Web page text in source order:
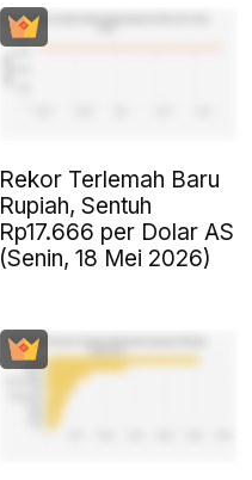
Rekor Terlemah Baru
Rupiah, Sentuh
Rp17.666 per Dolar AS
(Senin, 18 Mei 2026)